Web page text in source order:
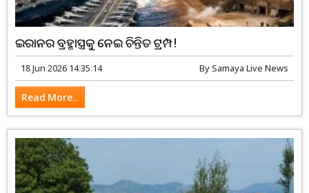
ଇରାନର ବ୍ରହ୍ମାସ୍ତ୍ରକୁ ନେଇ ଚିନ୍ତିତ ଟ୍ରମ୍ପ!
18 Jun 2026 14:35:14 BySamaya Live News
Read More...